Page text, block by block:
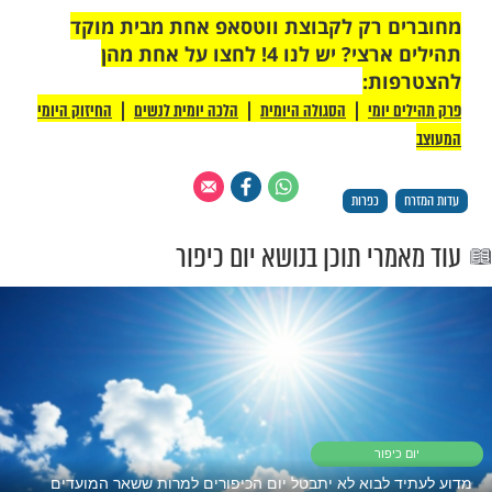
זֶה הַכֶּסֶף יֵלֵךְ לִצְדָקָה), וְאַתָּה תִּכָּנֵס וְתֵלֵךְ
אֲרוּכִים וּלְשָׁלוֹם:
לעצמה תאמר זה ג"פ:
זֹאת תְּמוּרָתִי. זֹאת כַּפָּרָתִי. זֹאת הַתַּרְנְגוֹלֶת
(ובכסף: זֶה הַכֶּסֶף יֵלֵךְ לִצְדָקָה), וַאֲנִי אֶכָּנֵס
טוֹבִים אֲרוּכִים וּלְשָׁלוֹם:
לנקבה אחת יאמר בזה הלשון ג"פ:
זֹאת תְּמוּרָתֵךְ. זֹאת כַּפָּרָתֵךְ. זֹאת הַתַּרְנְגוֹלֶת
(ובכסף: זֶה הַכֶּסֶף יֵלֵךְ לִצְדָקָה), וְאַתְּ תִּכָּנְסִי
טוֹבִים אֲרוּכִים וּלְשָׁלוֹם:
המסבבת לעצמה תאמר זה ג' פעמים:
אֵלּוּ תְּמוּרוֹתֵינוּ. אֵלּוּ כַּפָּרוֹתֵינוּ. אֵלּוּ
יֵלְכוּ לְמִיתָה (ובכסף: זֶה הַכֶּסֶף יֵלֵךְ לִצְדָקָה),
וְנֵלֵךְ לְחַיִּים טוֹבִים אֲרוּכִים וּלְשָׁלוֹם: